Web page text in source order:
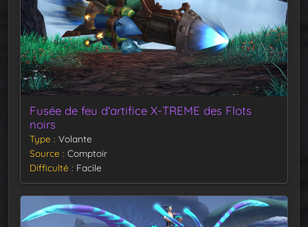
Fusée de feu d'artifice X-TREME des Flots
noirs
Type
Volante
Source
Comptoir
Difficulté
Facile